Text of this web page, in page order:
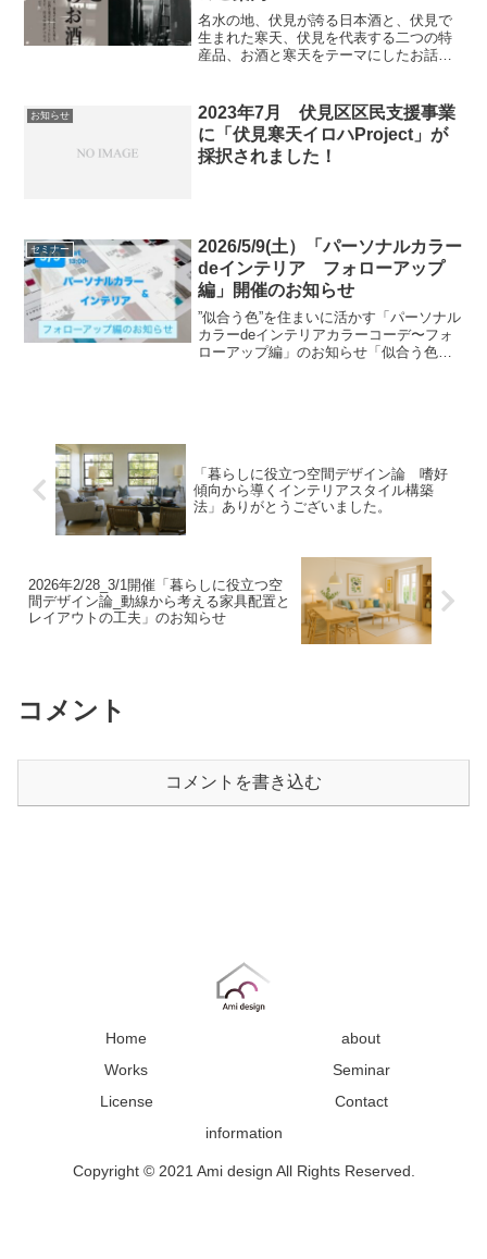
名水の地、伏見が誇る日本酒と、伏見で
生まれた寒天、伏見を代表する二つの特
産品、お酒と寒天をテーマにしたお話と
ております。イベント名：「寒天と伏見
のお酒」セミナーと交流会...
お知らせ
2023年7月 伏見区区民支援事業
に「伏見寒天イロハProject」が
採択されました！
セミナー
2026/5/9(土）「パーソナルカラー
deインテリア フォローアップ
編」開催のお知らせ
”似合う色”を住まいに活かす「パーソナル
カラーdeインテリアカラーコーデ〜フォ
ローアップ編」のお知らせ「似合う色の
「暮らしに役立つ空間デザイン論 嗜好
傾向から導くインテリアスタイル構築
法」ありがとうございました。
2026年2/28_3/1開催「暮らしに役立つ空
間デザイン論_動線から考える家具配置と
レイアウトの工夫」のお知らせ
コメント
コメントを書き込む
Home
about
Works
Seminar
License
Contact
information
Copyright © 2021 Ami design All Rights Reserved.